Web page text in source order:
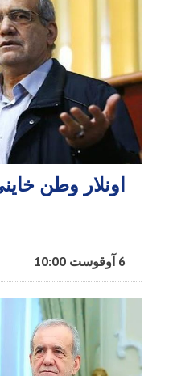
اونلار وطن
6 آوقوست 10:00